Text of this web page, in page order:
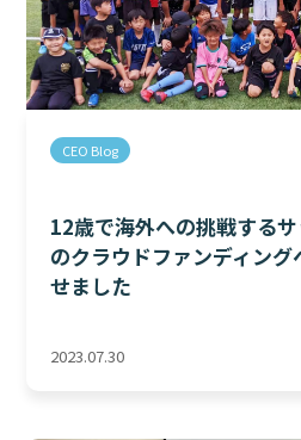
CEO Blog
12歳で海外への挑戦する
のクラウドファンディン
せました
2023.07.30